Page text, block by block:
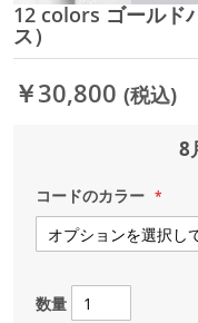
イ
メ
ー
ジ
ギ
12 colors ゴールド
ス）
￥30,800 (税込)
8
コードのカラー
数量